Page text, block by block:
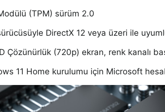
(TPM) sürüm 2.0
DirectX 12 veya üzeri ile
Çözünürlük (720p) ekran, renk kanalı
11 Home kurulumu için Microsoft